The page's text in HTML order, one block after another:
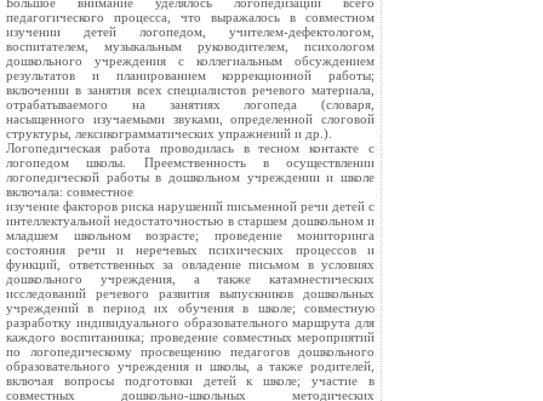
педагогического процесса, что выражалось в совместном
изучении детей логопедом, учителем-дефектологом,
воспитателем, музыкальным руководителем, психологом
дошкольного учреждения с коллегиальным обсуждением
результатов и планированием коррекционной работы;
включении в занятия всех специалистов речевого материала,
отрабатываемого на занятиях логопеда (словаря,
насыщенного изучаемыми звуками, определенной слоговой
структуры, лексикограмматических упражнений и др.).
Логопедическая работа проводилась в тесном контакте с
логопедом школы. Преемственность в осуществлении
логопедической работы в дошкольном учреждении и школе
включала: совместное
изучение факторов риска нарушений письменной речи детей с
интеллектуальной недостаточностью в старшем дошкольном и
младшем школьном возрасте; проведение мониторинга
состояния речи и неречевых психических процессов и
функций, ответственных за овладение письмом в условиях
дошкольного учреждения, а также катамнестических
исследований речевого развития выпускников дошкольных
учреждений в период их обучения в школе; совместную
разработку индивидуального образовательного маршрута для
каждого воспитанника; проведение совместных мероприятий
по логопедическому просвещению педагогов дошкольного
образовательного учреждения и школы, а также родителей,
включая вопросы подготовки детей к школе; участие в
совместных дошкольно-школьных методических